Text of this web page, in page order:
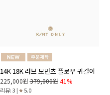
14K 18K 러브 모먼츠 플로우 귀걸이
225,000원 379,000원 41%
리뷰: 3 | 5.0